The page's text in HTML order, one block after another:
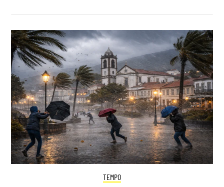
TEMPO